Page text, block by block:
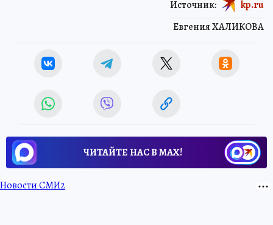
Евгения ХАЛИКОВА
Источник: kp.ru
ЧИТАЙТЕ НАС В МАХ!
Новости СМИ2